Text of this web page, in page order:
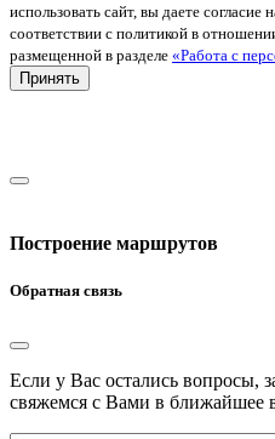
использовать сайт, вы даете согласие
соответствии с политикой в
размещенной в разделе «Работа с
Принять
Построение маршрутов
Обратная связь
Если у Вас остались вопросы,
свяжемся с Вами в ближайшее